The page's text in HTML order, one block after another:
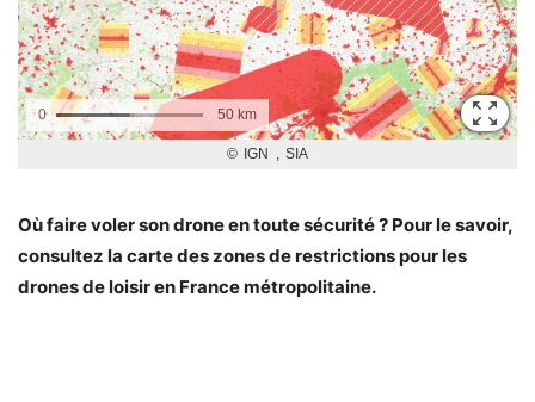
Où faire voler son drone en toute sécurité ? Pour le savoir,
consultez la carte des zones de restrictions pour les
drones de loisir en France métropolitaine.